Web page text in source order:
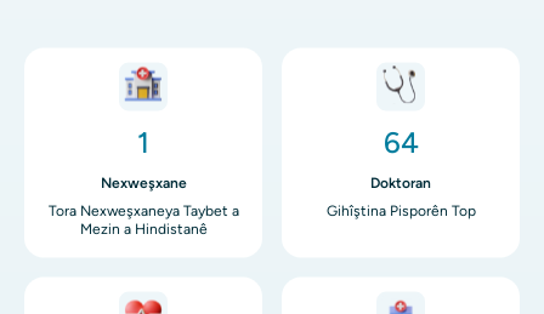
Wêne
1
Nexweşxane
Tora Nexweşxaneya Taybet a
Mezin a Hindistanê
Wêne
64
Doktoran
Gihîştina Pisporên Top
Wêne Wêne